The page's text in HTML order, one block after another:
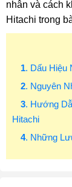
nhân và cách
Hitachi trong
1. Dấu Hiệu
2. Nguyên
3. Hướng
Hitachi
4. Những